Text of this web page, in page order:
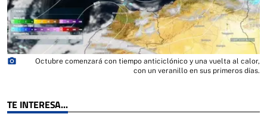
TE INTERESA...
photo_camera
Octubre comenzará con tiempo anticiclónico y una vuelta al calor,
con un veranillo en sus primeros días.